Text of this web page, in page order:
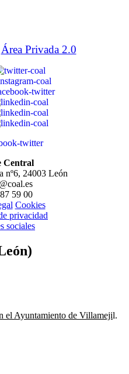
Área Privada 2.0
Central
nº6, 24003 León
59 00
Cookies
privacidad
sociales
el Ayuntamiento de Villamejil.